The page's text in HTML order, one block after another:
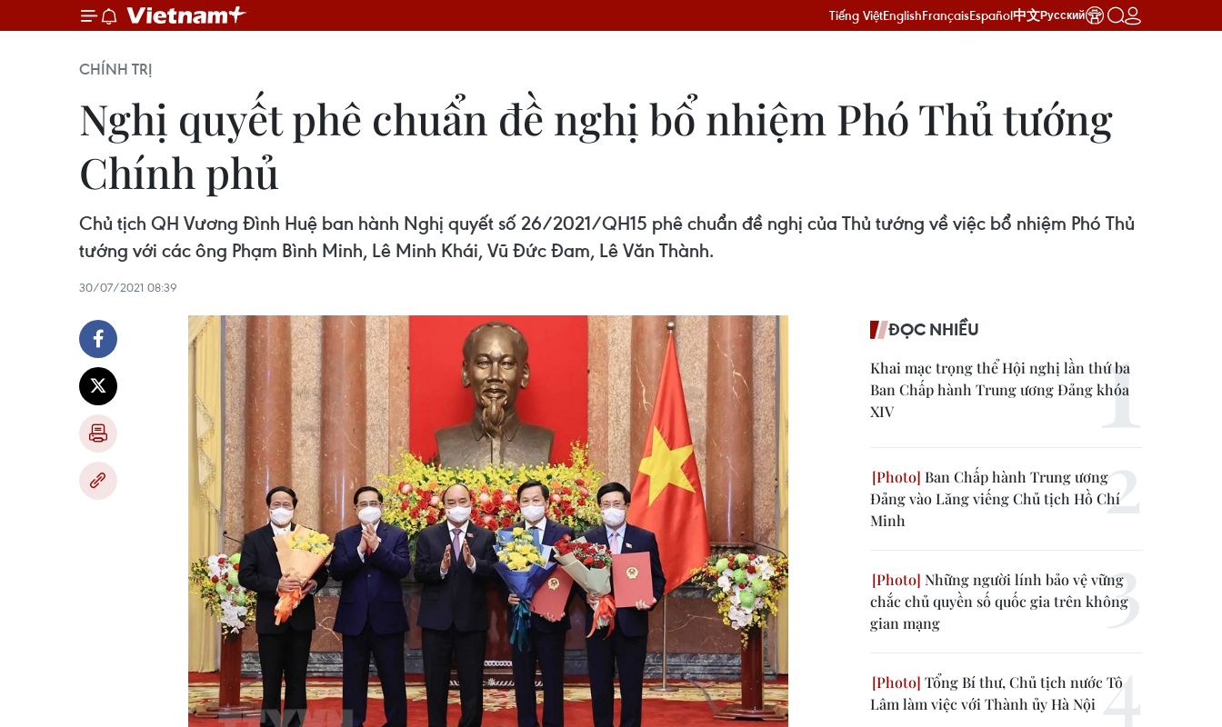
Tiếng ViệtEnglishFrançaisEspañol中文Русский
CHÍNH TRỊ
Nghị quyết phê chuẩn đề nghị bổ nhiệm Phó Thủ tướng
Chính phủ
Chủ tịch QH Vương Đình Huệ ban hành Nghị quyết số 26/2021/QH15 phê chuẩn đề nghị của Thủ tướng về việc bổ nhiệm Phó Thủ
tướng với các ông Phạm Bình Minh, Lê Minh Khái, Vũ Đức Đam, Lê Văn Thành.
30/07/2021 08:39
ĐỌC NHIỀU
Khai mạc trọng thể Hội nghị lần thứ ba
Ban Chấp hành Trung ương Đảng khóa
XIV
Ban Chấp hành Trung ương
Đảng vào Lăng viếng Chủ tịch Hồ Chí
Minh
Những người lính bảo vệ vững
chắc chủ quyền số quốc gia trên không
gian mạng
Tổng Bí thư, Chủ tịch nước Tô
Lâm làm việc với Thành ủy Hà Nội